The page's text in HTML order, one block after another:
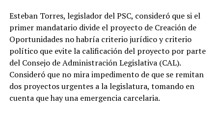
Esteban Torres, legislador del PSC, consideró que si el
primer mandatario divide el proyecto de Creación de
Oportunidades no habría criterio jurídico y criterio
político que evite la calificación del proyecto por parte
del Consejo de Administración Legislativa (CAL).
Consideró que no mira impedimento de que se remitan
dos proyectos urgentes a la legislatura, tomando en
cuenta que hay una emergencia carcelaria.